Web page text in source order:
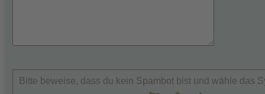
dieses
Bitte beweise, dass du kein Spambot bist und wähle das